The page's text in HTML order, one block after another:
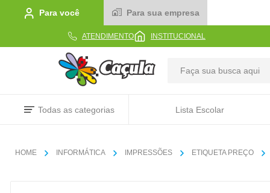
Para você Para sua empresa
ATENDIMENTO INSTITUCIONAL
Todas as categorias Lista Escolar
INFORMÁTICA IMPRESSÕES ETIQUETA PREÇO
TERMOS MAIS BUSCADOS